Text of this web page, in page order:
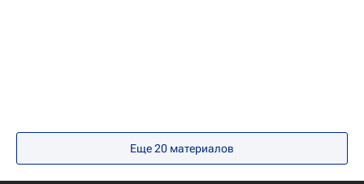
Еще20 материалов